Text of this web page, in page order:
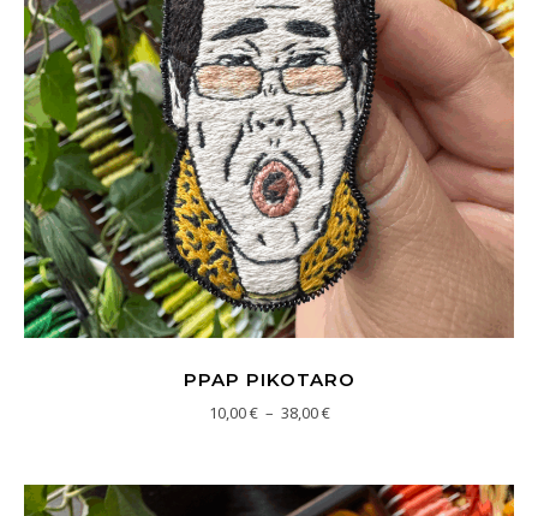
PPAP PIKOTARO
10,00€ – 38,00€Plage de prix : 10,00 € à